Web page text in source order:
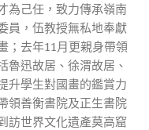
為己任，致力傳承嶺南
員，伍教授無私地奉獻
；去年11月更親身帶領
魯迅故居、徐渭故居、
升學生對國畫的鑑賞力
領善衡書院及正生書院
訪世界文化遺產莫高窟